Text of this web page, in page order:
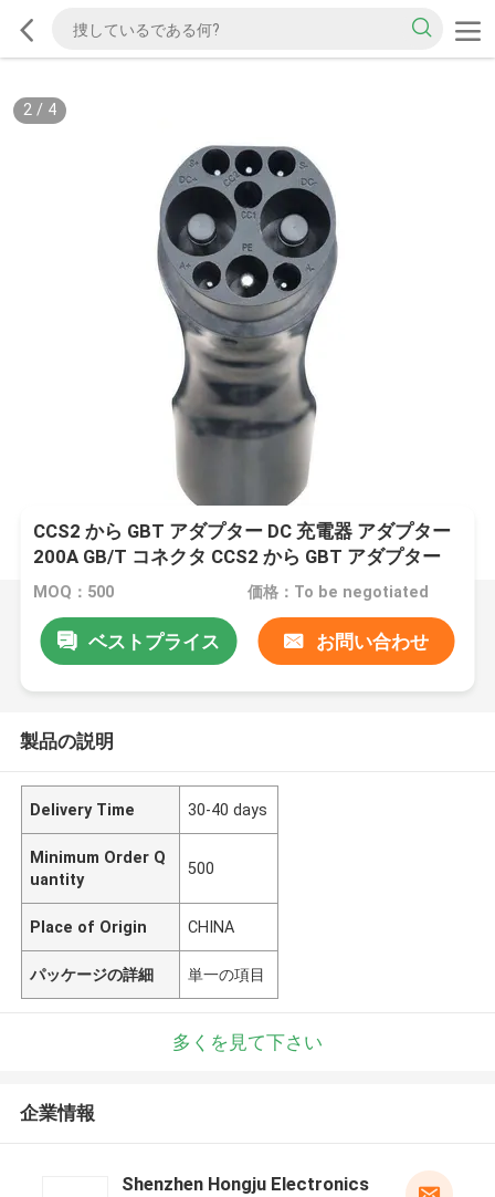
2/ 4
CCS2 から GBT アダプター DC 充電器 アダプター
200A GB/T コネクタ CCS2 から GBT アダプター
MOQ：500 価格：To be negotiated
ベストプライス お問い合わせ
製品の説明
Delivery Time 30-40 days
Minimum Order Q
uantity
500
Place of Origin CHINA
パッケージの詳細 単一の項目
多くを見て下さい
企業情報
Shenzhen Hongju Electronics